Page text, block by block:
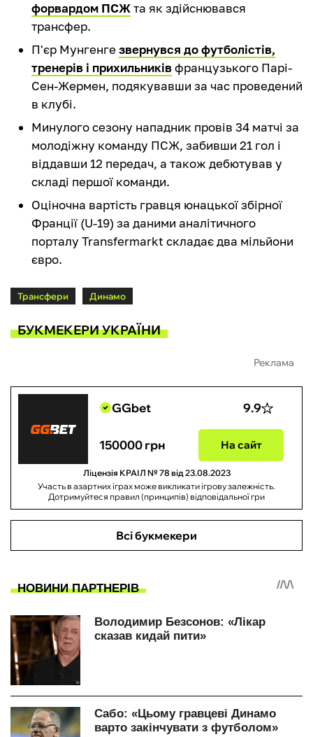
форвардом ПСЖта як здійснювався
трансфер.
П'єр Мунгенге звернувся до футболістів,
тренерів і прихильниківфранцузького Парі-
Сен-Жермен, подякувавши за час проведений
в клубі.
Минулого сезону нападник провів 34 матчі за
молодіжну команду ПСЖ, забивши 21 гол і
віддавши 12 передач, а також дебютував у
складі першої команди.
Оціночна вартість гравця юнацької збірної
Франції (U-19) за даними аналітичного
порталу Transfermarkt складає два мільйони
євро.
Трансфери Динамо
БУКМЕКЕРИ УКРАЇНИ
Реклама
GGbet 9.9
150000 грн На сайт
Ліцензія КРАІЛ № 78 від 23.08.2023
Участь в азартних іграх може викликати ігрову залежність.
Дотримуйтеся правил (принципів) відповідальної гри
Всі букмекери